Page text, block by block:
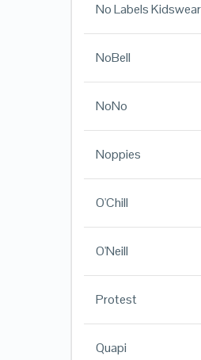
No Labels Kidswear
NoBell
NoNo
Noppies
O'Chill
O'Neill
Protest
Quapi